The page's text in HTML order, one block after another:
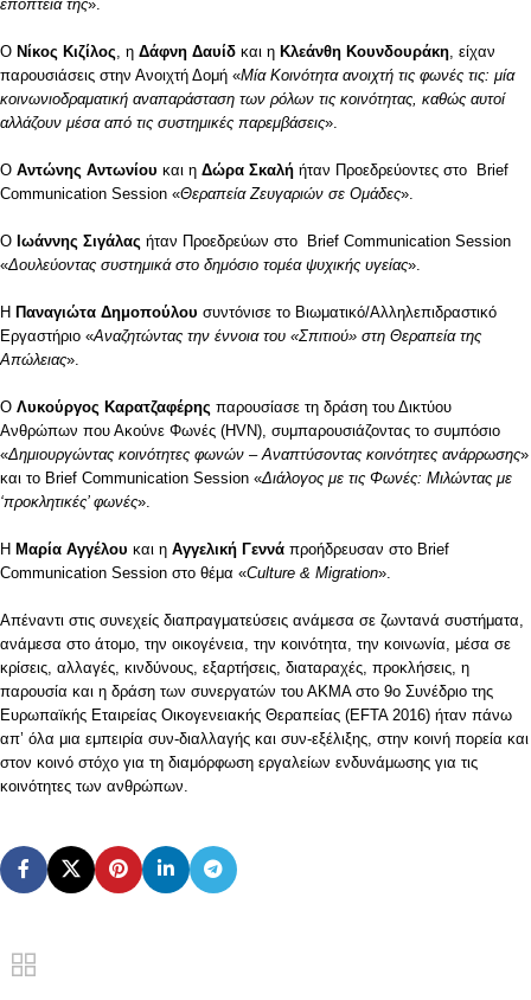
εποπτεία της».
Ο Νίκος Κιζίλος , η Δάφνη Δαυίδ και η Κλεάνθη Κουνδουράκη , είχαν
παρουσιάσεις στην Ανοιχτή Δομή «Μία Κοινότητα ανοιχτή τις φωνές τις: μία
κοινωνιοδραματική αναπαράσταση των ρόλων τις κοινότητας, καθώς αυτοί
αλλάζουν μέσα από τις συστημικές παρεμβάσεις».
Ο Αντώνης Αντωνίου και η Δώρα Σκαλή ήταν Προεδρεύοντες στο Brief
Communication Session «Θεραπεία Ζευγαριών σε Ομάδες».
Ο Ιωάννης Σιγάλας ήταν Προεδρεύων στο Brief Communication Session
«Δουλεύοντας συστημικά στο δημόσιο τομέα ψυχικής υγείας».
Η Παναγιώτα Δημοπούλου συντόνισε το Βιωματικό/Αλληλεπιδραστικό
Εργαστήριο «Αναζητώντας την έννοια του «Σπιτιού» στη Θεραπεία της
Απώλειας».
Ο Λυκούργος Καρατζαφέρης παρουσίασε τη δράση του Δικτύου
Ανθρώπων που Ακούνε Φωνές (HVN), συμπαρουσιάζοντας το συμπόσιο
«Δημιουργώντας κοινότητες φωνών – Αναπτύσοντας κοινότητες ανάρρωσης»
και το Brief Communication Session «Διάλογος με τις Φωνές: Μιλώντας με
‘προκλητικές’ φωνές».
Η Μαρία Αγγέλου και η Αγγελική Γεννά προήδρευσαν στο Brief
Communication Session στο θέμα «Culture & Migration».
Απέναντι στις συνεχείς διαπραγματεύσεις ανάμεσα σε ζωντανά συστήματα,
ανάμεσα στο άτομο, την οικογένεια, την κοινότητα, την κοινωνία, μέσα σε
κρίσεις, αλλαγές, κινδύνους, εξαρτήσεις, διαταραχές, προκλήσεις, η
παρουσία και η δράση των συνεργατών του ΑΚΜΑ στο 9o Συνέδριο της
Ευρωπαϊκής Εταιρείας Οικογενειακής Θεραπείας (EFTA 2016) ήταν πάνω
απ’ όλα μια εμπειρία συν-διαλλαγής και συν-εξέλιξης, στην κοινή πορεία και
στον κοινό στόχο για τη διαμόρφωση εργαλείων ενδυνάμωσης για τις
κοινότητες των ανθρώπων.